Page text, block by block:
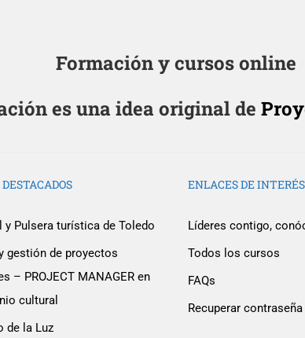
Formación y cursos online
es una idea original de
DESTACADOS
y Pulsera turística de Toledo
gestión de proyectos
– PROJECT MANAGER en
cultural
de la Luz
ENLACES DE INTERÉS
Líderes contigo,
Todos los cursos
FAQs
Recuperar contraseña
un educador con